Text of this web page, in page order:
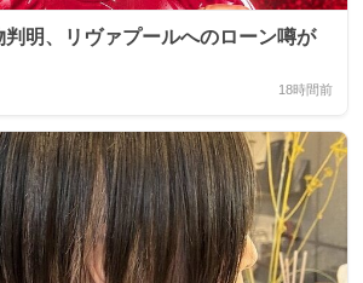
判明、リヴァプールへのローン噂が
18時間前